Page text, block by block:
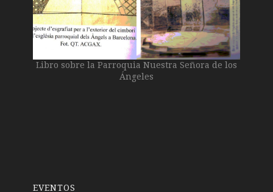
Libro sobre la Parroquia Nuestra Señora de los
Ángeles
EVENTOS